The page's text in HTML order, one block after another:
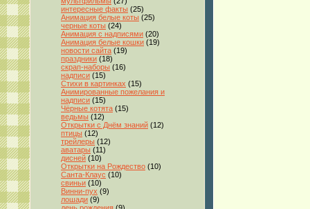
интересные факты (25)
Анимация белые коты (25)
черные коты (24)
Анимация с надписями (20)
Анимация белые кошки (19)
новости сайта (19)
праздники (18)
скрап-наборы (16)
надписи (15)
Стихи в картинках (15)
Анимированные пожелания и
надписи (15)
Чёрные котята (15)
ведьмы (12)
Открытки с Днём знаний (12)
птицы (12)
трейлеры (12)
аватары (11)
дисней (10)
Открытки на Рождество (10)
Санта-Клаус (10)
свиньи (10)
Винни-пух (9)
лошади (9)